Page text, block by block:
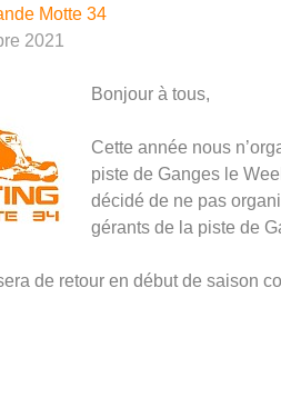
Motte 34
2021
Bonjour à tous,
Cette année nous
piste de Ganges le
décidé de ne pas
gérants de la piste de
de retour en début de saison